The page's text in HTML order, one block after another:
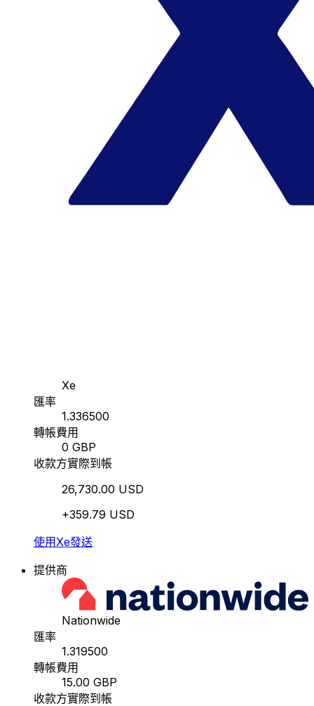
Xe
匯率
1.336500
轉帳費用
0 GBP
收款方實際到帳
26,730.00 USD
+359.79 USD
使用Xe發送
提供商
Nationwide
匯率
1.319500
轉帳費用
15.00 GBP
收款方實際到帳